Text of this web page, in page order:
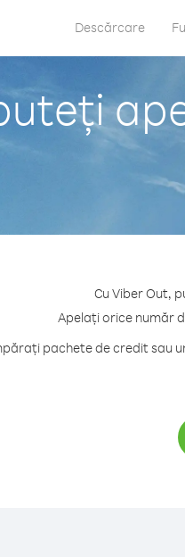
Descărcare
Cu Viber Out,
Apelați orice număr
pachete de credit sau